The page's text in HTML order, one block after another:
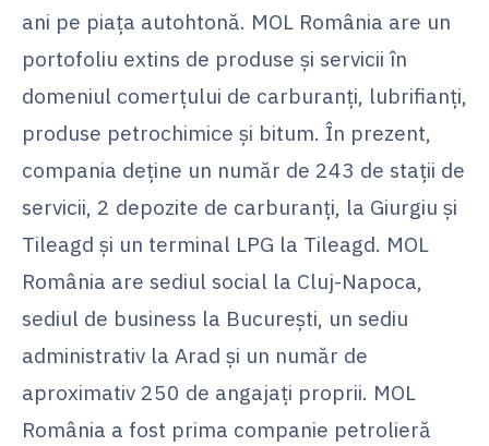
ani pe piața autohtonă. MOL România are un
portofoliu extins de produse și servicii în
domeniul comerțului de carburanți, lubrifianți,
produse petrochimice și bitum. În prezent,
compania deține un număr de 243 de stații de
servicii, 2 depozite de carburanți, la Giurgiu și
Tileagd și un terminal LPG la Tileagd. MOL
România are sediul social la Cluj-Napoca,
sediul de business la București, un sediu
administrativ la Arad și un număr de
aproximativ 250 de angajați proprii. MOL
România a fost prima companie petrolieră